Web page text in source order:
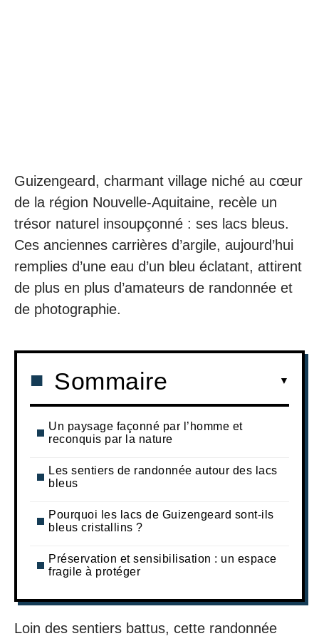
Guizengeard, charmant village niché au cœur
de la région Nouvelle-Aquitaine, recèle un
trésor naturel insoupçonné : ses lacs bleus.
Ces anciennes carrières d’argile, aujourd’hui
remplies d’une eau d’un bleu éclatant, attirent
de plus en plus d’amateurs de randonnée et
de photographie.
Sommaire
Un paysage façonné par l’homme et
reconquis par la nature
Les sentiers de randonnée autour des lacs
bleus
Pourquoi les lacs de Guizengeard sont-ils
bleus cristallins ?
Préservation et sensibilisation : un espace
fragile à protéger
Loin des sentiers battus, cette randonnée